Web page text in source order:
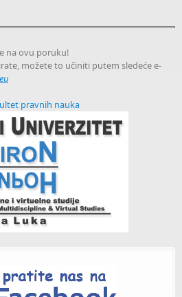
na ovu poruku!
možete to učiniti putem sledeće e-
pravnih nauka